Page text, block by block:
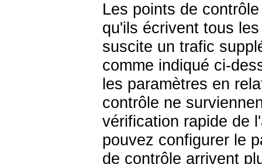
Les points de
qu'ils écrivent tous
suscite un trafic
comme indiqué ci-
les paramètres en
contrôle ne
vérification rapide de
pouvez configurer le
de contrôle arrivent